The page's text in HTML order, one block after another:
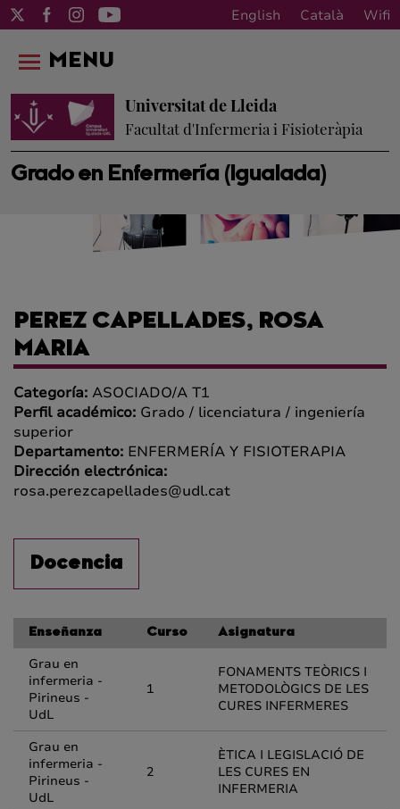
English Català Wifi
Grado en Enfermería (Igualada)
Universitat de Lleida
Facultat d'Infermeria i Fisioteràpia
MENU
PEREZ CAPELLADES, ROSA
MARIA
Categoría: ASOCIADO/A T1
Perfil académico: Grado / licenciatura / ingeniería
superior
Departamento: ENFERMERÍA Y FISIOTERAPIA
Dirección electrónica:
rosa.perezcapellades@udl.cat
Docencia
Enseñanza Curso Asignatura
Grau en
infermeria -
Pirineus -
UdL
1
FONAMENTS TEÒRICS I
METODOLÒGICS DE LES
CURES INFERMERES
Grau en
infermeria -
Pirineus -
UdL
2
ÈTICA I LEGISLACIÓ DE
LES CURES EN
INFERMERIA